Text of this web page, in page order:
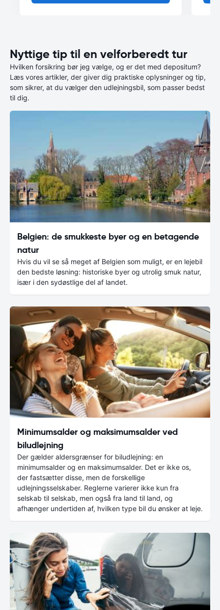
Nyttige tip til en velforberedt tur
Hvilken forsikring bør jeg vælge, og er det med depositum?
Læs vores artikler, der giver dig praktiske oplysninger og tip,
som sikrer, at du vælger den udlejningsbil, som passer bedst
til dig.
Belgien: de smukkeste byer og en betagende
natur
Hvis du vil se så meget af Belgien som muligt, er en lejebil
den bedste løsning: historiske byer og utrolig smuk natur,
især i den sydøstlige del af landet.
Minimumsalder og maksimumsalder ved
biludlejning
Der gælder aldersgrænser for biludlejning: en
minimumsalder og en maksimumsalder. Det er ikke os,
der fastsætter disse, men de forskellige
udlejningsselskaber. Reglerne varierer ikke kun fra
selskab til selskab, men også fra land til land, og
afhænger undertiden af, hvilken type bil du ønsker at leje.